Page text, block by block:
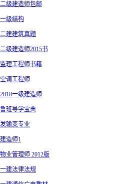
二级建造师包邮
一级结构
二建建筑真题
二级建造师2015书
监理工程师书籍
空调工程师
2018一级建造师
鲁班导学宝典
发输变专业
建造师1
物业管理师 2012版
一建法律法规